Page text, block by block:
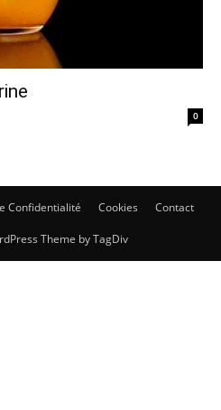
0
Confidentialité Cookies Contact
Theme by TagDiv